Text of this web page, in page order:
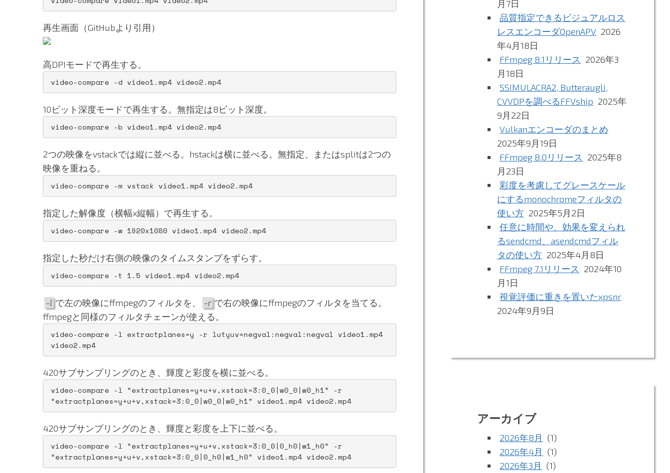
再生画面（GitHubより引用）
高DPIモードで再生する。
video-compare -d video1.mp4 video2.mp4
10ビット深度モードで再生する。無指定は8ビット深度。
video-compare -b video1.mp4 video2.mp4
2つの映像をvstackでは縦に並べる。hstackは横に並べる。無指定、またはsplitは2つの
映像を重ねる。
video-compare -m vstack video1.mp4 video2.mp4
指定した解像度（横幅x縦幅）で再生する。
video-compare -w 1920x1080 video1.mp4 video2.mp4
指定した秒だけ右側の映像のタイムスタンプをずらす。
video-compare -t 1.5 video1.mp4 video2.mp4
-l で左の映像にffmpegのフィルタを、 -r で右の映像にffmpegのフィルタを当てる。
ffmpegと同様のフィルタチェーンが使える。
video-compare -l extractplanes=y -r lutyuv=negval:negval:negval video1.mp4
video2.mp4
420サブサンプリングのとき、輝度と彩度を横に並べる。
video-compare -l “extractplanes=y+u+v,xstack=3:0_0|w0_0|w0_h1” -r
“extractplanes=y+u+v,xstack=3:0_0|w0_0|w0_h1” video1.mp4 video2.mp4
420サブサンプリングのとき、輝度と彩度を上下に並べる。
video-compare -l “extractplanes=y+u+v,xstack=3:0_0|0_h0|w1_h0” -r
“extractplanes=y+u+v,xstack=3:0_0|0_h0|w1_h0” video1.mp4 video2.mp4
月7日
品質指定できるビジュアルロス
レスエンコーダOpenAPV 2026
年4月18日
FFmpeg 8.1リリース 2026年3
月18日
SSIMULACRA2, Butteraugli,
CVVDPを調べるFFVship 2025年
9月22日
Vulkanエンコーダのまとめ
2025年9月19日
FFmpeg 8.0リリース 2025年8
月23日
彩度を考慮してグレースケール
にするmonochromeフィルタの
使い方 2025年5月2日
任意に時間や、効果を変えられ
るsendcmd、asendcmdフィル
タの使い方 2025年4月8日
FFmpeg 7.1リリース 2024年10
月1日
視覚評価に重きを置いたxpsnr
2024年9月9日
アーカイブ
2026年8月 (1)
2026年4月 (1)
2026年3月 (1)